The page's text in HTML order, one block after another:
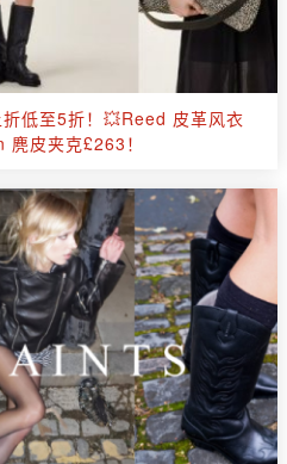
折低至5折！💥Reed 皮革风衣
皮夹克£263！